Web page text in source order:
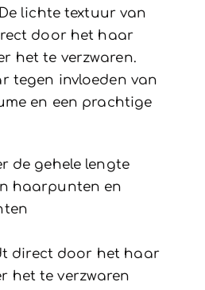
lichte textuur van
door het haar
het te verzwaren.
tegen invloeden van
en een prachtige
de gehele lengte
haarpunten en
direct door het haar
het te verzwaren